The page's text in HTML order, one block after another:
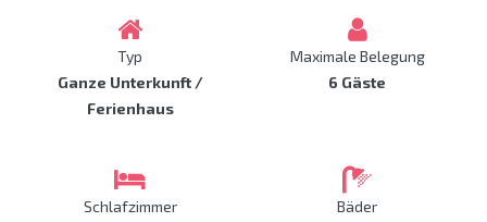
Typ
Ganze Unterkunft /
Ferienhaus
Maximale Belegung
6 Gäste
Schlafzimmer
Bäder